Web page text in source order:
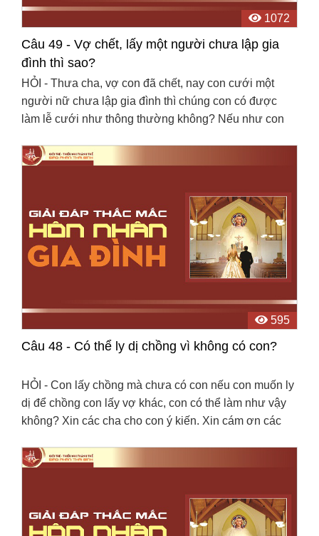
1072
Câu 49 - Vợ chết, lấy một người chưa lập gia
đình thì sao?
HỎI - Thưa cha, vợ con đã chết, nay con cưới một
người nữ chưa lập gia đình thì chúng con có được
làm lễ cưới như thông thường không? Nếu như con
...
595
Câu 48 - Có thể ly dị chồng vì không có con?
HỎI - Con lấy chồng mà chưa có con nếu con muốn ly
dị để chồng con lấy vợ khác, con có thể làm như vậy
không? Xin các cha cho con ý kiến. Xin cám ơn các